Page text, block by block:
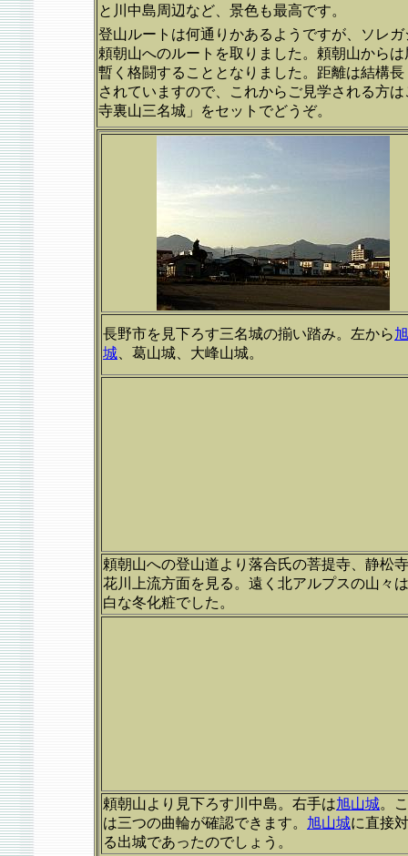
と川中島周辺など、景色も最高です。
登山ルートは何通りかあるようですが、ソレ
頼朝山へのルートを取りました。頼朝山から
暫く格闘することとなりました。距離は結構
されていますので、これからご見学される方
寺裏山三名城」をセットでどうぞ。
長野市を見下ろす三名城の揃い踏み。左から
城 、葛山城、大峰山城。
頼朝山への登山道より落合氏の菩提寺、静松
花川上流方面を見る。遠く北アルプスの山々
白な冬化粧でした。
頼朝山より見下ろす川中島。右手は旭山城。
は三つの曲輪が確認できます。 旭山城に直接
る出城であったのでしょう。